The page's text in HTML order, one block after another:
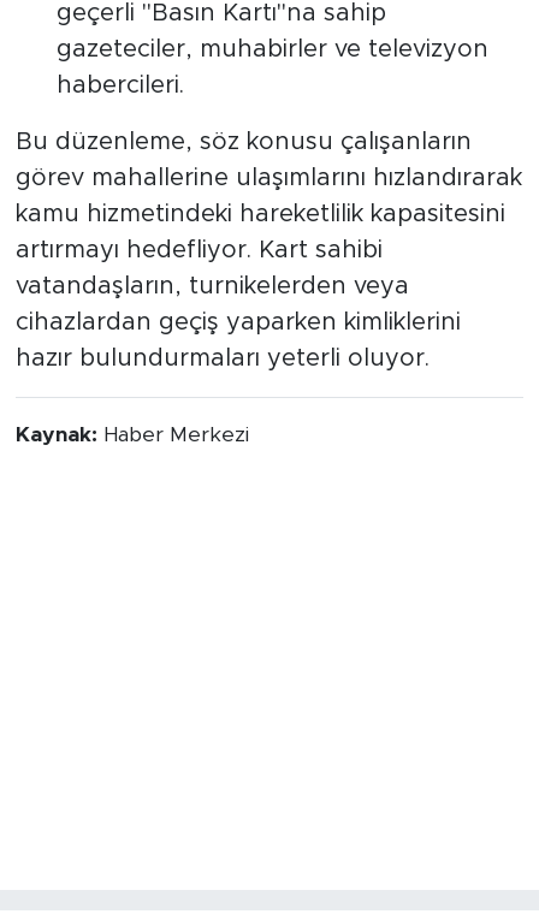
geçerli "Basın Kartı"na sahip
gazeteciler, muhabirler ve televizyon
habercileri.
Bu düzenleme, söz konusu çalışanların
görev mahallerine ulaşımlarını hızlandırarak
kamu hizmetindeki hareketlilik kapasitesini
artırmayı hedefliyor. Kart sahibi
vatandaşların, turnikelerden veya
cihazlardan geçiş yaparken kimliklerini
hazır bulundurmaları yeterli oluyor.
Kaynak: Haber Merkezi